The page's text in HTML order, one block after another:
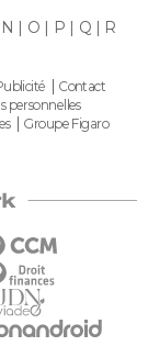
N O P Q
R
Contact
personnelles
Groupe Figaro